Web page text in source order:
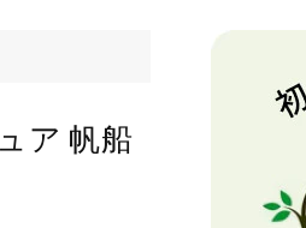
ア 帆船